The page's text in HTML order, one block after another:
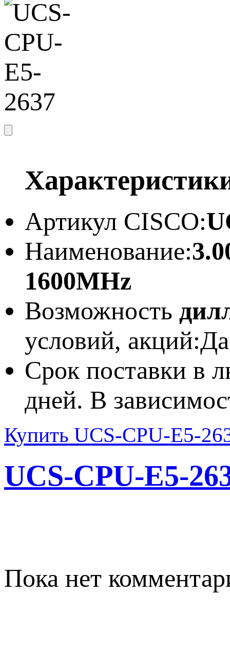
Артикул CISCO:
Наименование:
1600MHz
Возможность
условий, акций:Да
Срок поставки в
дней. В
Купить UCS-CPU-E5-
UCS-CPU-E5-
Пока нет